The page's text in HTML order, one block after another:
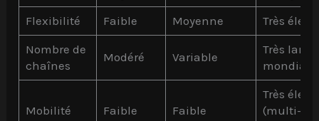
Flexibilité
Faible Moyenne
Très
Nombre de
chaînes
Modéré Variable
Très large,
mondiale
Mobilité Faible Faible
Très
(multi-